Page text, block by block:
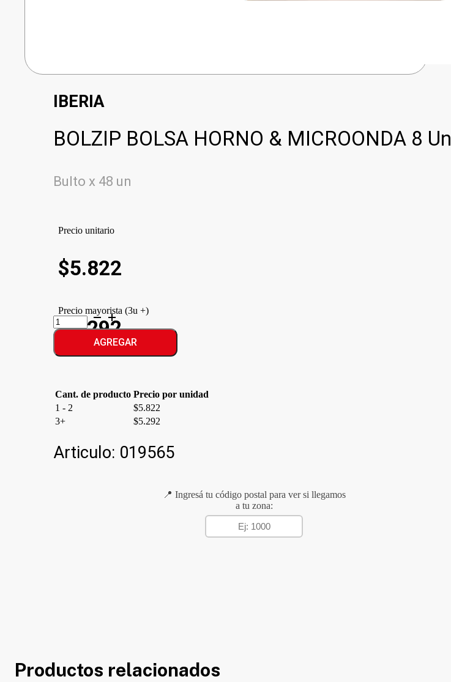
IBERIA
BOLZIP BOLSA HORNO & MICROONDA 8 Un
Bulto x 48 un
Precio unitario
$5.822
Precio mayorista (3u +)
$5.292
BOLZIP
BOLSA
HORNO
MICROONDA
AGREGAR
Cant. de producto Precio por unidad
1 - 2
$5.822
3+
$5.292
Articulo: 019565
📍 Ingresá tu código postal para ver si llegamos
a tu zona:
Productos relacionados